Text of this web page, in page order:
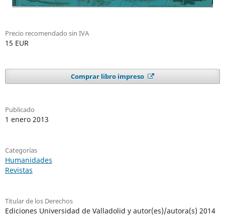
Precio recomendado sin IVA
15 EUR
Comprar libro impreso
Publicado
1 enero 2013
Categorías
Humanidades
Revistas
Titular de los Derechos
Ediciones Universidad de Valladolid y autor(es)/autora(s) 2014